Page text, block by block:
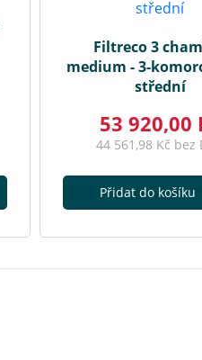
Filtreco 3
medium - 3-
střední
53 920,00
44 561,98 Kč bez
Přidat do košíku